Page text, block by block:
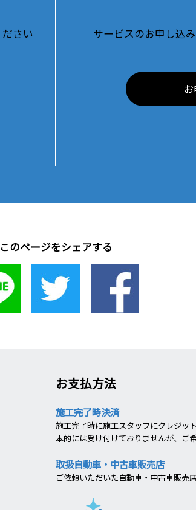
さい サービスのお申し込
このページをシェアする
お支払方法
施工完了時決済
施工完了時に施工スタッフにクレジッ
本的には受け付けておりませんが、ご
取扱自動車・中古車販売店
ご依頼いただいた自動車・中古車販売